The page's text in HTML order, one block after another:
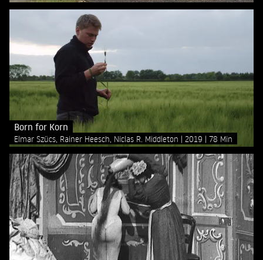
Born for Korn
Elmar Szücs, Rainer Heesch, Niclas R. Middleton 2019 78 Min